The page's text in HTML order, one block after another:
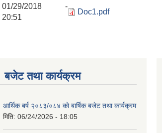
01/29/2018 -
20:51
Doc1.pdf
बजेट तथा कार्यक्रम
आर्थिक बर्ष २०८३/०८४ को बार्षिक बजेट तथा कार्यक्रम
मिति: 06/24/2026 - 18:05